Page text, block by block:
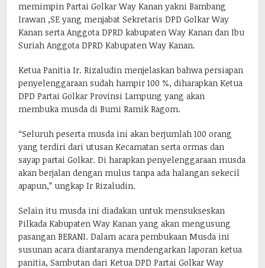
memimpin Partai Golkar Way Kanan yakni Bambang
Irawan ,SE yang menjabat Sekretaris DPD Golkar Way
Kanan serta Anggota DPRD kabupaten Way Kanan dan Ibu
Suriah Anggota DPRD Kabupaten Way Kanan.
Ketua Panitia Ir. Rizaludin menjelaskan bahwa persiapan
penyelenggaraan sudah hampir 100 %, diharapkan Ketua
DPD Partai Golkar Provinsi Lampung yang akan
membuka musda di Bumi Ramik Ragom.
“Seluruh peserta musda ini akan berjumlah 100 orang
yang terdiri dari utusan Kecamatan serta ormas dan
sayap partai Golkar. Di harapkan penyelenggaraan musda
akan berjalan dengan mulus tanpa ada halangan sekecil
apapun,” ungkap Ir Rizaludin.
Selain itu musda ini diadakan untuk mensukseskan
Pilkada Kabupaten Way Kanan yang akan mengusung
pasangan BERANI. Dalam acara pembukaan Musda ini
susunan acara diantaranya mendengarkan laporan ketua
panitia, Sambutan dari Ketua DPD Partai Golkar Way